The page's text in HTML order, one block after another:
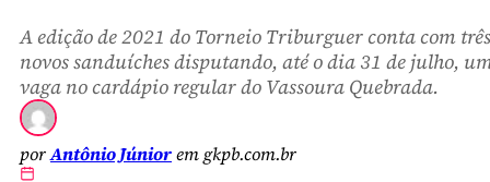
A edição de 2021 do Torneio Triburguer conta com três
novos sanduíches disputando, até o dia 31 de julho,
vaga no cardápio regular do Vassoura Quebrada.
porAntônio Júniorem gkpb.com.br